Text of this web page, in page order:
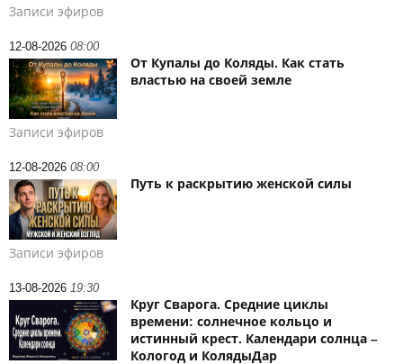
Записи эфиров
12-08-2026 08:00
От Купалы до Коляды. Как стать
властью на своей земле
Записи эфиров
12-08-2026 08:00
Путь к раскрытию женской силы
Записи эфиров
13-08-2026 19:30
Круг Сварога. Средние циклы
времени: солнечное кольцо и
истинный крест. Календари солнца –
Кологод и КолядыДар